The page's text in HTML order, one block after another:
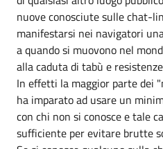
nuove conosciute sulle chat-
manifestarsi nei navigatori
a quando si muovono nel
alla caduta di tabù e
In effetti la maggior parte dei
ha imparato ad usare un
con chi non si conosce e tale
sufficiente per evitare brutte